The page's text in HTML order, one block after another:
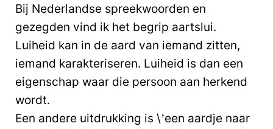
Bij Nederlandse spreekwoorden en
gezegden vind ik het begrip aartslui.
Luiheid kan in de aard van iemand zitten,
iemand karakteriseren. Luiheid is dan een
eigenschap waar die persoon aan herkend
wordt.
Een andere uitdrukking is \’een aardje naar